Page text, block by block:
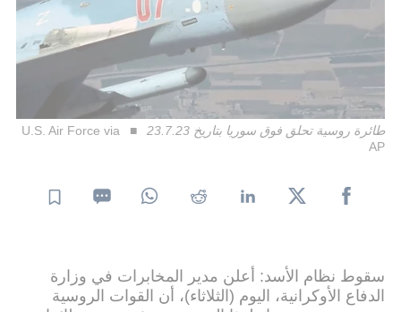
طائرة روسية تحلق فوق سوريا بتاريخ 23.7.23
U.S. Air Force via
AP
سقوط نظام الأسد: أعلن مدير المخابرات في وزارة
الدفاع الأوكرانية، اليوم (الثلاثاء)، أن القوات الروسية